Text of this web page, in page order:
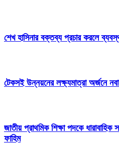
শেখ হাসিনার বক্তব্য প্রচার করলে
টেকসই উন্নয়নের লক্ষ্যমাত্রা অর্জনে
জাতীয় প্রাথমিক শিক্ষা পদকে
ফাহিম